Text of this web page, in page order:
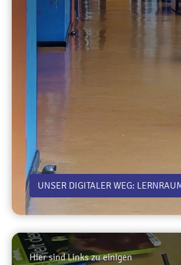
UNSER DIGITALER WEG:
Hier sind Links zu einigen